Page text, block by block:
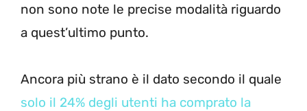
non sono note le precise modalità riguardo
a quest’ultimo punto.
Ancora più strano è il dato secondo il quale
solo il 24% degli utenti ha comprato la